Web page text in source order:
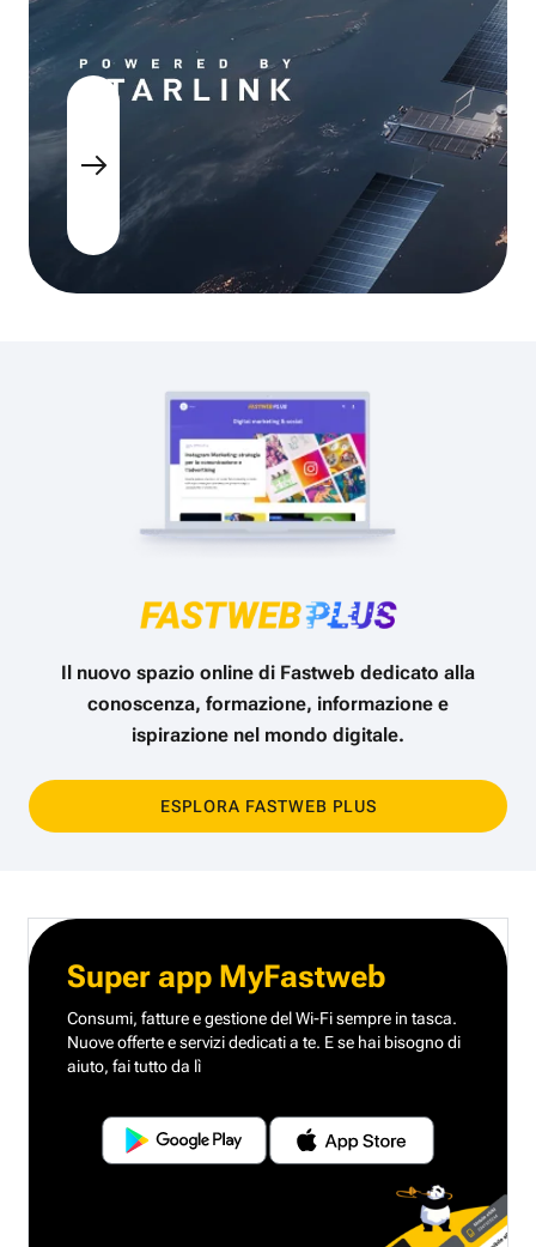
Il nuovo spazio online di Fastweb dedicato alla
conoscenza, formazione, informazione e
ispirazione nel mondo digitale.
ESPLORA FASTWEB PLUS
Super app MyFastweb
Consumi, fatture e gestione del Wi-Fi sempre in tasca.
Nuove offerte e servizi dedicati a te. E se hai bisogno di
aiuto, fai tutto da lì